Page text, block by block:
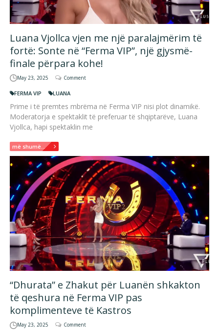
Luana Vjollca vjen me një paralajmërim të
fortë: Sonte në “Ferma VIP”, një gjysmë-
finale përpara kohe!
May 23, 2025 Comment
FERMA VIP LUANA
Prime i të premtes mbrëma në Ferma VIP nisi plot dinamikë.
Moderatorja e spektaklit të preferuar të shqiptarëve, Luana
Vjollca, hapi spektaklin me
më shumë...
“Dhurata” e Zhakut për Luanën shkakton
të qeshura në Ferma VIP pas
komplimenteve të Kastros
May 23, 2025 Comment